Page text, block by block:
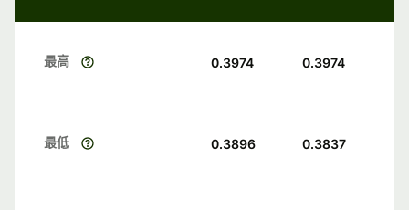
最高 0.3974 0.3974
最低 0.3896 0.3837